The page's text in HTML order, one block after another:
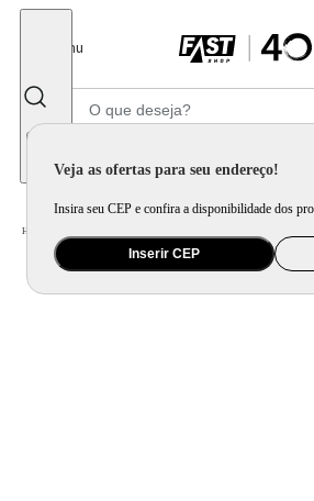
Menu
Veja as ofertas para seu endereço!
Insira seu CEP e confira a disponibilidade dos
Inserir CEP
Home